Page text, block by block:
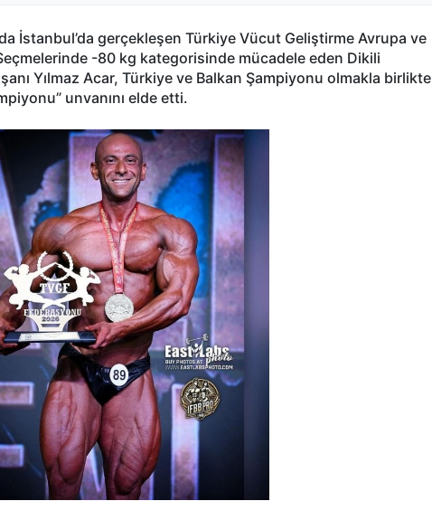
İstanbul’da gerçekleşen Türkiye Vücut Geliştirme Avrupa ve
-80 kg kategorisinde mücadele eden Dikili
Yılmaz Acar, Türkiye ve Balkan Şampiyonu olmakla birlikte
unvanını elde etti.